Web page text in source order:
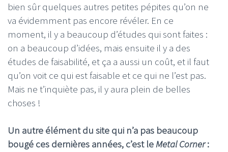
bien sûr quelques autres petites pépites qu’on ne
va évidemment pas encore révéler. En ce
moment, il y a beaucoup d’études qui sont faites :
on a beaucoup d’idées, mais ensuite il y a des
études de faisabilité, et ça a aussi un coût, et il faut
qu’on voit ce qui est faisable et ce qui ne l’est pas.
Mais ne t’inquiète pas, il y aura plein de belles
choses !
Un autre élément du site qui n’a pas beaucoup
bougé ces dernières années, c’est leMetal Corner: